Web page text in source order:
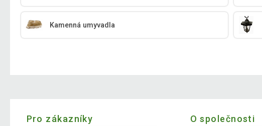
Kamenná umyvadla
Pro zákazníky O společnosti